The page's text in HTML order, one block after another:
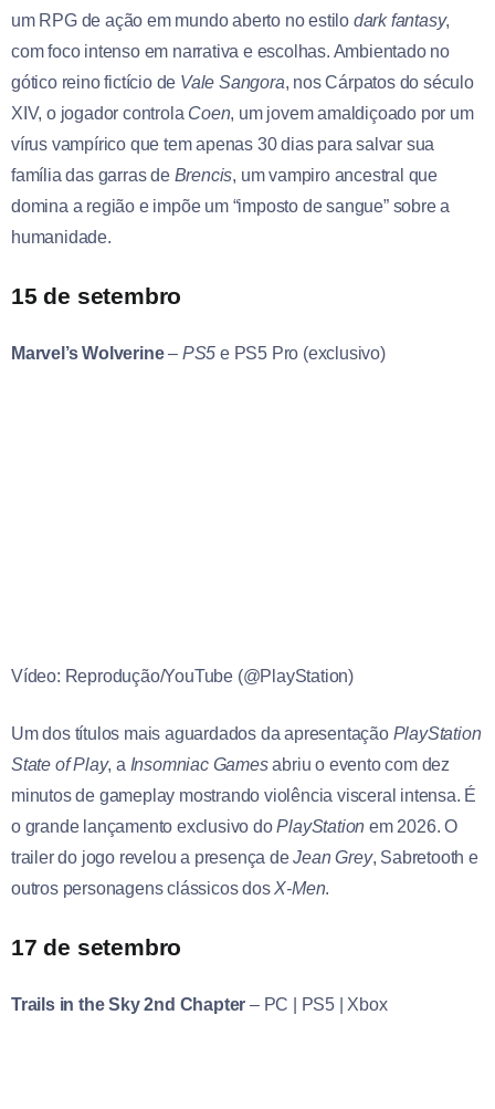
um RPG de ação em mundo aberto no estilo dark fantasy,
com foco intenso em narrativa e escolhas. Ambientado no
gótico reino fictício de Vale Sangora, nos Cárpatos do século
XIV, o jogador controla Coen, um jovem amaldiçoado por um
vírus vampírico que tem apenas 30 dias para salvar sua
família das garras de Brencis, um vampiro ancestral que
domina a região e impõe um “imposto de sangue” sobre a
humanidade.
15 de setembro
Marvel’s Wolverine – PS5 e PS5 Pro (exclusivo)
Vídeo: Reprodução/YouTube (@PlayStation)
Um dos títulos mais aguardados da apresentaçãoPlayStation
State of Play, a Insomniac Gamesabriu o evento com dez
minutos de gameplay mostrando violência visceral intensa. É
o grande lançamento exclusivo doPlayStation em 2026. O
trailer do jogo revelou a presença deJean Grey, Sabretooth e
outros personagens clássicos dosX-Men.
17 de setembro
Trails in the Sky 2nd Chapter –PC | PS5 | Xbox